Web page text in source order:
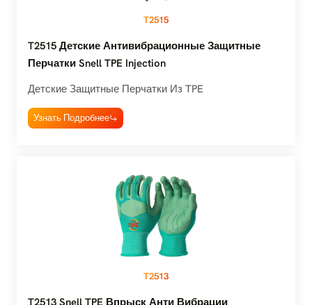
T2515
T2515 Детские Антивибрационные Защитные
Перчатки Snell TPE Injection
Детские Защитные Перчатки Из TPE
Узнать Подробнее
T2513
T2513 Snell TPE Впрыск Анти Вибрации